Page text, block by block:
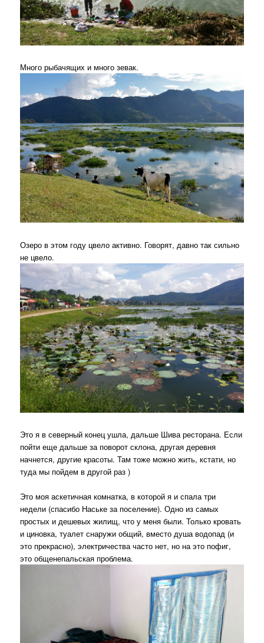
Много рыбачящих и много зевак.
Озеро в этом году цвело активно. Говорят, давно так сильно
не цвело.
Это я в северный конец ушла, дальше Шива ресторана. Если
пойти еще дальше за поворот склона, другая деревня
начнется, другие красоты. Там тоже можно жить, кстати, но
туда мы пойдем в другой раз )
Это моя аскетичная комнатка, в которой я и спала три
недели (спасибо Наське за поселение). Одно из самых
простых и дешевых жилищ, что у меня были. Только кровать
и циновка, туалет снаружи общий, вместо душа водопад (и
это прекрасно), электричества часто нет, но на это пофиг,
это общенепальская проблема.